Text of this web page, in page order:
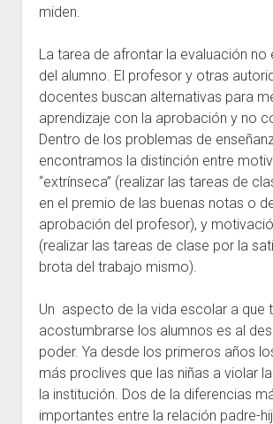
miden.
La tarea de afrontar la evaluación no
del alumno. El profesor y otras
docentes buscan alternativas para
aprendizaje con la aprobación y no
Dentro de los problemas de
encontramos la distinción entre
“extrínseca” (realizar las tareas de
en el premio de las buenas notas o
aprobación del profesor), y
(realizar las tareas de clase por la
brota del trabajo mismo).
Un aspecto de la vida escolar a que
acostumbrarse los alumnos es al
poder. Ya desde los primeros años
más proclives que las niñas a violar
la institución. Dos de la diferencias
importantes entre la relación padre-